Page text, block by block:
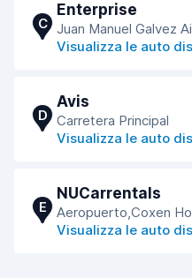
C
Enterprise
Juan Manuel Galvez
Visualizza le auto
D
Avis
Carretera Principal
Visualizza le auto
E
NUCarrentals
Aeropuerto,Coxen
Visualizza le auto